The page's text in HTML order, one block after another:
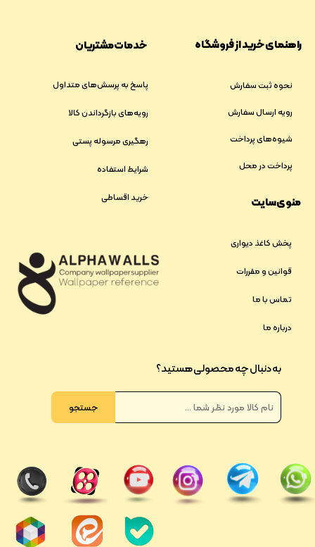
راهنمای خرید از فروشگاه
نحوه ثبت سفارش
رویه ارسال سفارش
شیوه‌های پرداخت
پرداخت در محل
خدمات مشتریان
پاسخ به پرسش‌های متداول
رویه‌های بازگرداندن کالا
رهگیری مرسوله پستی
شرایط استفاده
خرید اقساطی
منوی سایت
پخش کاغذ دیواری
قوانین و مقررات
تماس با ما
درباره ما
به دنبال چه محصولی هستید؟
جستجو